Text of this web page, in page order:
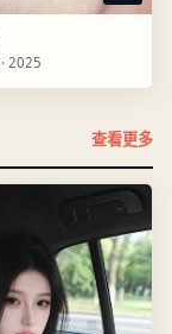
· 2025
查看更多